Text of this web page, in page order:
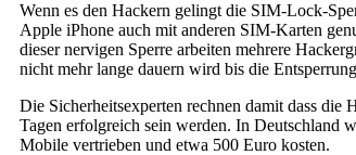
Wenn es den Hackern gelingt die SIM-Lock-
Apple iPhone auch mit anderen SIM-Karten
dieser nervigen Sperre arbeiten mehrere
nicht mehr lange dauern wird bis die
Die Sicherheitsexperten rechnen damit dass die
Tagen erfolgreich sein werden. In Deutschland
Mobile vertrieben und etwa 500 Euro kosten.